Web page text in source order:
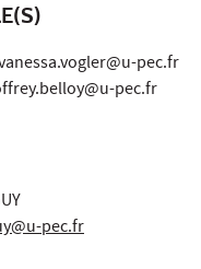
pec.fr
pec.fr
@u-pec.fr